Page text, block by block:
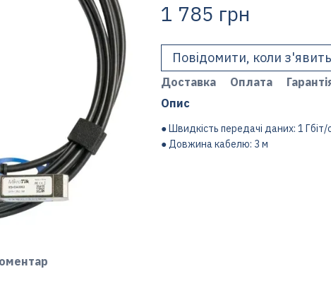
1 785 грн
Повідомити, коли
Доставка Оплата
Опис
● Швидкість передачі даних: 1 Гбіт/
● Довжина кабелю: 3 м